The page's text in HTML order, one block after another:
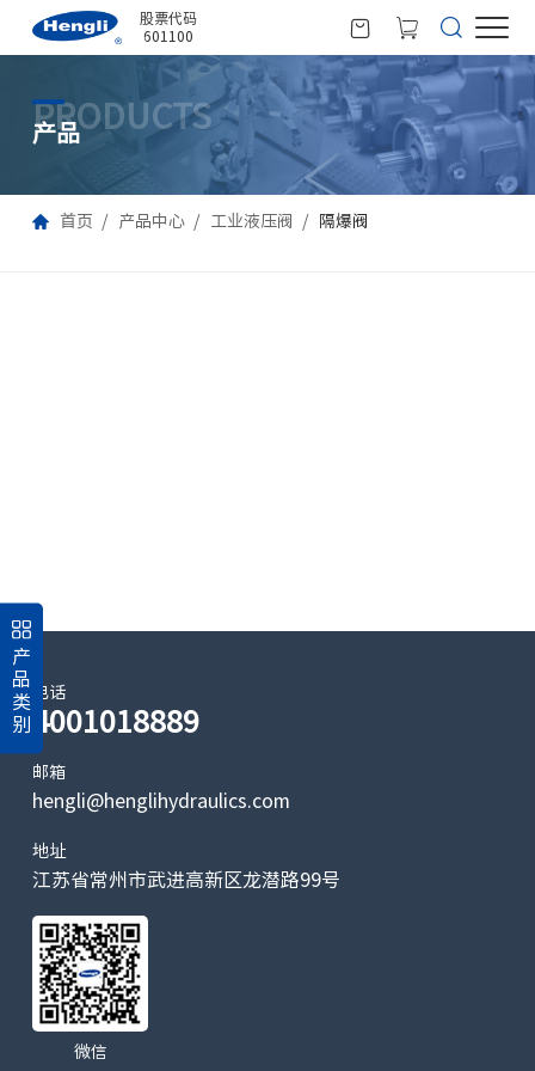
股票代码
601100
PRODUCTS
产品
首页 产品中心 工业液压阀 隔爆阀
产
品
类
别
电话
4001018889
邮箱
hengli@henglihydraulics.com
地址
江苏省常州市武进高新区龙潜路99号
微信